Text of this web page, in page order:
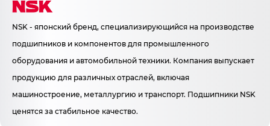
NSK - японский бренд, специализирующийся на производстве
подшипников и компонентов для промышленного
оборудования и автомобильной техники. Компания выпускает
продукцию для различных отраслей, включая
машиностроение, металлургию и транспорт. Подшипники NSK
ценятся за стабильное качество.